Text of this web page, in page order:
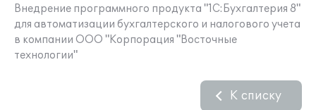
Внедрение программного продукта "1С:Бухгалтерия 8"
для автоматизации бухгалтерского и налогового учета
в компании ООО "Корпорация "Восточные
технологии"
К списку